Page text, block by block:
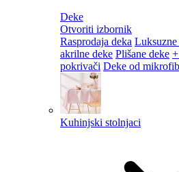
Deke
Otvoriti izbornik
Rasprodaja deka Luksuzne
akrilne deke Plišane deke
pokrivači Deke od
Kuhinjski stolnjaci